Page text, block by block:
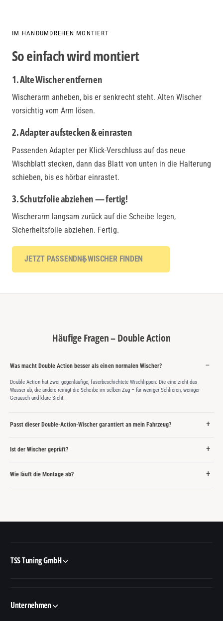
IM HANDUMDREHEN MONTIERT
So einfach wird montiert
1. Alte Wischer entfernen
Wischerarm anheben, bis er senkrecht steht. Alten Wischer
vorsichtig vom Arm lösen.
2. Adapter aufstecken & einrasten
Passenden Adapter per Klick-Verschluss auf das neue
Wischblatt stecken, dann das Blatt von unten in die Halterung
schieben, bis es hörbar einrastet.
3. Schutzfolie abziehen — fertig!
Wischerarm langsam zurück auf die Scheibe legen,
Sicherheitsfolie abziehen. Fertig.
JETZT PASSENDNE WISCHER FINDEN
Häufige Fragen – Double Action
Was macht Double Action besser als einen normalen Wischer?
Double Action hat zwei gegenläufige, faserbeschichtete Wischlippen: Die eine zieht das
Wasser ab, die andere reinigt die Scheibe im selben Zug – für weniger Schlieren, weniger
Geräusch und klare Sicht.
Passt dieser Double-Action-Wischer garantiert an mein Fahrzeug?
Ist der Wischer geprüft?
Wie läuft die Montage ab?
TSS Tuning GmbH
Unternehmen